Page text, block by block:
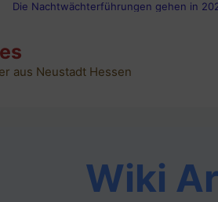
Die Nachtwächterführungen gehen in 2026
aus Neustadt Hessen
Wiki